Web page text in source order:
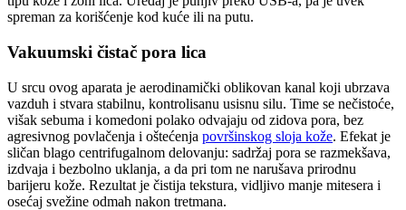
spreman za korišćenje kod kuće ili na putu.
Vakuumski čistač pora lica
U srcu ovog aparata je aerodinamički oblikovan kanal koji ubrzava
vazduh i stvara stabilnu, kontrolisanu usisnu silu. Time se nečistoće,
višak sebuma i komedoni polako odvajaju od zidova pora, bez
agresivnog povlačenja i oštećenja površinskog sloja kože. Efekat je
sličan blago centrifugalnom delovanju: sadržaj pora se razmekšava,
izdvaja i bezbolno uklanja, a da pri tom ne narušava prirodnu
barijeru kože. Rezultat je čistija tekstura, vidljivo manje mitesera i
osećaj svežine odmah nakon tretmana.